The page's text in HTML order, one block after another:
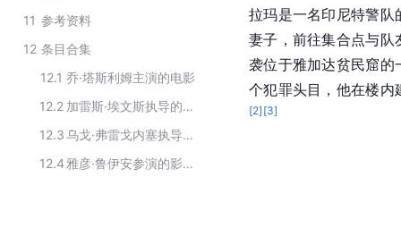
11 参考资料
12 条目合集
12.1 乔·塔斯利姆主演的电影
12.2
加雷斯·埃文斯执导的作品
12.3
乌戈·弗雷戈内塞执导的作品
12.4
雅彦·鲁伊安参演的影视作品
拉玛是一名印尼特警队
妻子，前往集合点与
袭位于雅加达贫民窟
个犯罪头目，他在楼内
[2] [3]